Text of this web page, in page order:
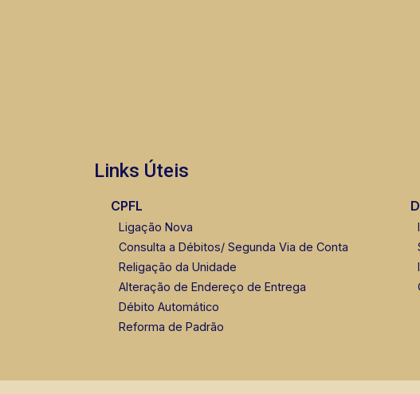
Links Úteis
CPFL
Ligação Nova
Consulta a Débitos/ Segunda Via de Conta
Religação da Unidade
Alteração de Endereço de Entrega
Débito Automático
Reforma de Padrão